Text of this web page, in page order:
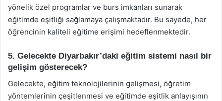
yönelik özel programlar ve burs imkanları sunarak
eğitimde eşitliği sağlamaya çalışmaktadır. Bu sayede, her
öğrencinin kaliteli eğitime erişimi hedeflenmektedir.
5. Gelecekte Diyarbakır’daki eğitim sistemi nasıl bir
gelişim gösterecek?
Gelecekte, eğitim teknolojilerinin gelişmesi, öğretim
yöntemlerinin çeşitlenmesi ve eğitimde eşitlik anlayışının